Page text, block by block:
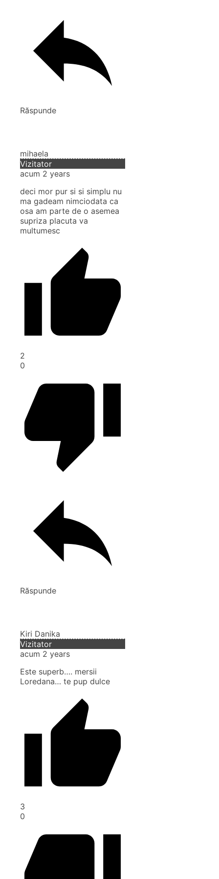
Răspunde
mihaela
Vizitator
acum 2 years
deci mor pur si si simplu nu
ma gadeam nimciodata ca
osa am parte de o asemea
supriza placuta va
multumesc
2
0
Răspunde
Kiri Danika
Vizitator
acum 2 years
Este superb…. mersii
Loredana… te pup dulce
3
0